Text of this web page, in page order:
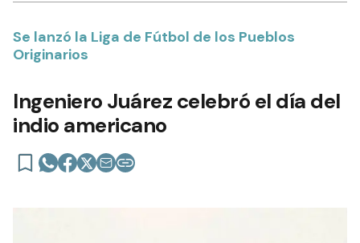
Se lanzó la Liga de Fútbol de los Pueblos
Originarios
Ingeniero Juárez celebró el día del
indio americano